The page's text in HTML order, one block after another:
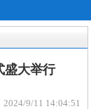
盛大举行
2024/9/11 14:04:51